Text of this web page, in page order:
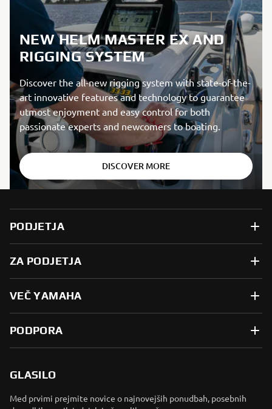
NEW HELM MASTER EX AND
RIGGING SYSTEM
Discover the all-new rigging system with state-of-the-
art innovative features and technology to guarantee
utmost enjoyment and easy control for both
passionate experts and newcomers to boating.
DISCOVER MORE
PODJETJA
ZA PODJETJA
VEČ YAMAHA
PODPORA
GLASILO
Med prvimi prejmite novice o najnovejših ponudbah, posebnih